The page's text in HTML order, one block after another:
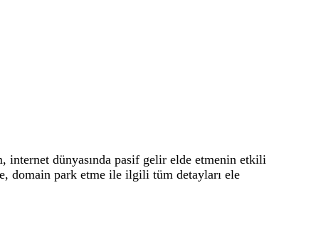
internet dünyasında pasif gelir elde etmenin etkili
domain park etme ile ilgili tüm detayları ele